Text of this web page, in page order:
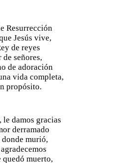
Resurrección
Jesús vive,
de reyes
de señores,
de adoración
vida completa,
propósito.
damos gracias
derramado
donde murió,
quedó muerto,